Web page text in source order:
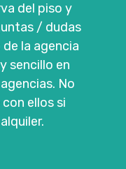
del piso y
/ dudas
la agencia
sencillo en
No
ellos si